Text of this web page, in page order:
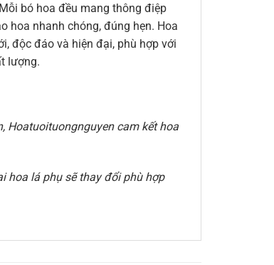
bó hoa đều mang thông điệp
hoa nhanh chóng, đúng hẹn. Hoa
độc đáo và hiện đại, phù hợp với
lượng.
Hoatuoituongnguyen cam kết hoa
hoa lá phụ sẽ thay đổi phù hợp